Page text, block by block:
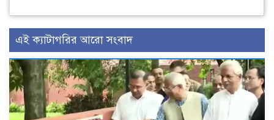
এই ক্যাটাগরির আরো সংবাদ